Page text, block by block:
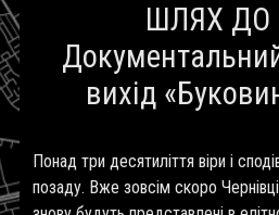
ШЛЯХ ДО
вихід
Понад три десятиліття віри і
позаду. Вже зовсім скоро